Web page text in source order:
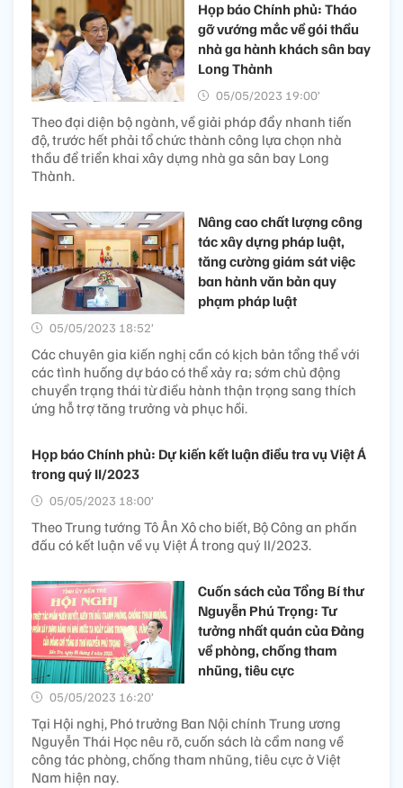
Họp báo Chính phủ: Tháo
gỡ vướng mắc về gói thầu
nhà ga hành khách sân bay
Long Thành
05/05/2023 19:00’
Theo đại diện bộ ngành, về giải pháp đẩy nhanh tiến
độ, trước hết phải tổ chức thành công lựa chọn nhà
thầu để triển khai xây dựng nhà ga sân bay Long
Thành.
Nâng cao chất lượng công
tác xây dựng pháp luật,
tăng cường giám sát việc
ban hành văn bản quy
phạm pháp luật
05/05/2023 18:52’
Các chuyên gia kiến nghị cần có kịch bản tổng thể với
các tình huống dự báo có thể xảy ra; sớm chủ động
chuyển trạng thái từ điều hành thận trọng sang thích
ứng hỗ trợ tăng trưởng và phục hồi.
Họp báo Chính phủ: Dự kiến kết luận điều tra vụ Việt Á
trong quý II/2023
05/05/2023 18:00’
Theo Trung tướng Tô Ân Xô cho biết, Bộ Công an phấn
đấu có kết luận về vụ Việt Á trong quý II/2023.
Cuốn sách của Tổng Bí thư
Nguyễn Phú Trọng: Tư
tưởng nhất quán của Đảng
về phòng, chống tham
nhũng, tiêu cực
05/05/2023 16:20’
Tại Hội nghị, Phó trưởng Ban Nội chính Trung ương
Nguyễn Thái Học nêu rõ, cuốn sách là cẩm nang về
công tác phòng, chống tham nhũng, tiêu cực ở Việt
Nam hiện nay.